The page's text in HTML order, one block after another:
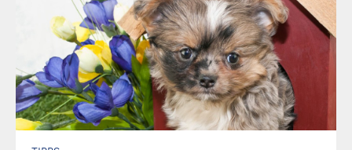
amelyektől minden egyes nap a kutyaparadicsomban
érezheti magát. Olvass tovább, máris megtudod, melyek
ezek....
ELOLVASOM